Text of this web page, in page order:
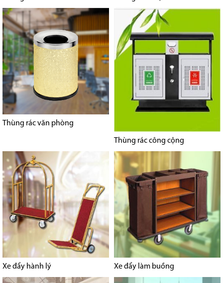
Thùng rác văn phòng
Thùng rác công cộng
Xe đẩy hành lý Xe đẩy làm buồng